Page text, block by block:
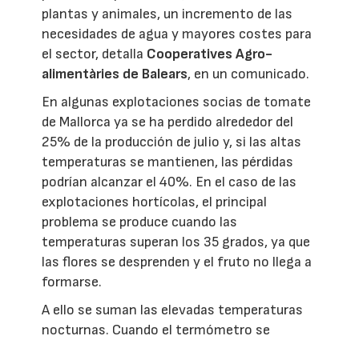
plantas y animales, un incremento de las
necesidades de agua y mayores costes para
el sector, detalla Cooperatives Agro-
alimentàries de Balears, en un comunicado.
En algunas explotaciones socias de tomate
de Mallorca ya se ha perdido alrededor del
25% de la producción de julio y, si las altas
temperaturas se mantienen, las pérdidas
podrían alcanzar el 40%. En el caso de las
explotaciones hortícolas, el principal
problema se produce cuando las
temperaturas superan los 35 grados, ya que
las flores se desprenden y el fruto no llega a
formarse.
A ello se suman las elevadas temperaturas
nocturnas. Cuando el termómetro se